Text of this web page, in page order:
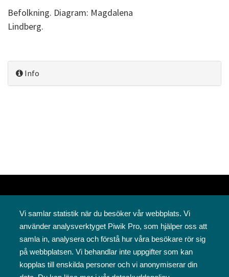
Befolkning. Diagram: Magdalena
Lindberg.
Info
Svenska folkskolans vänner rf
Annegatan 12
Vi samlar statistik när du besöker vår webbplats. Vi
använder analysverktyget Piwik Pro, som hjälper oss att
samla in, analysera och förstå hur våra besökare rör sig
på webbplatsen. Vi behandlar inte uppgifter som kan
kopplas till enskilda personer och vi anonymiserar din